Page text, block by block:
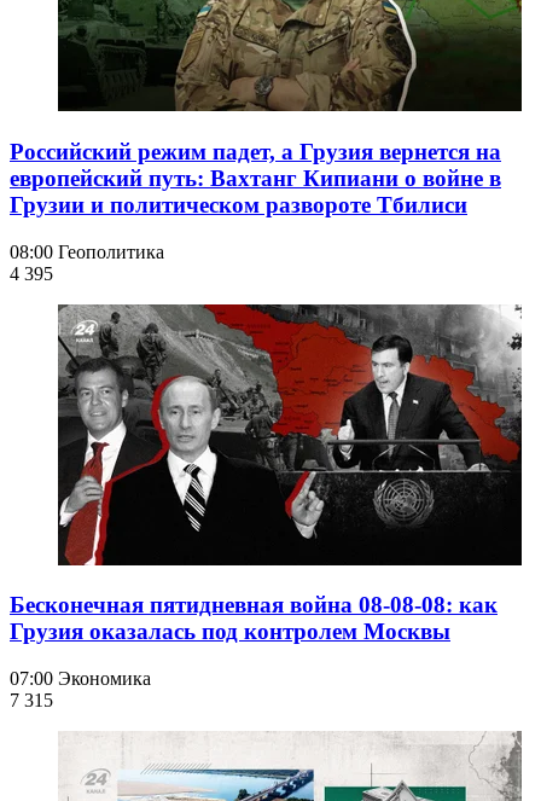
Российский режим падет, а Грузия вернется на
европейский путь: Вахтанг Кипиани о войне в
Грузии и политическом развороте Тбилиси
08:00 Геополитика
4 395
Бесконечная пятидневная война 08-08-08: как
Грузия оказалась под контролем Москвы
07:00 Экономика
7 315